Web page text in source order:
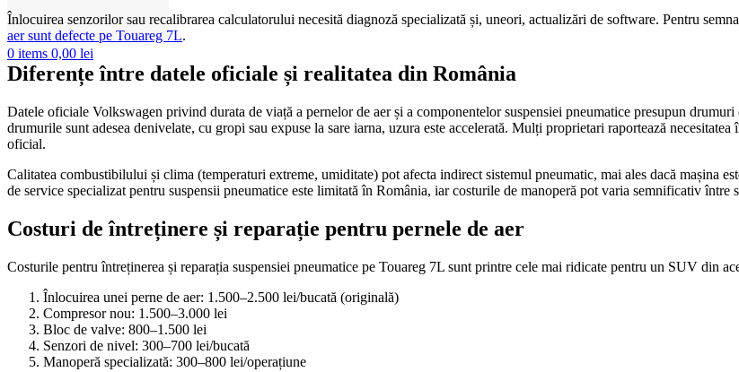
0 items 0,00 lei
Înlocuirea senzorilor sau recalibrarea calculatorului necesită diagnoză specializată și, uneori, actualizări de software. Pentru
aer sunt defecte pe Touareg 7L.
Diferențe între datele oficiale și realitatea din România
Datele oficiale Volkswagen privind durata de viață a pernelor de aer și a componentelor suspensiei pneumatice presupun
drumurile sunt adesea denivelate, cu gropi sau expuse la sare iarna, uzura este accelerată. Mulți proprietari raportează
oficial.
Calitatea combustibilului și clima (temperaturi extreme, umiditate) pot afecta indirect sistemul pneumatic, mai ales dacă mașina
de service specializat pentru suspensii pneumatice este limitată în România, iar costurile de manoperă pot varia semnificativ între
Costuri de întreținere și reparație pentru pernele de aer
Costurile pentru întreținerea și reparația suspensiei pneumatice pe Touareg 7L sunt printre cele mai ridicate pentru un SUV din
Înlocuirea unei perne de aer: 1.500–2.500 lei/bucată (originală)
Compresor nou: 1.500–3.000 lei
Bloc de valve: 800–1.500 lei
Senzori de nivel: 300–700 lei/bucată
Manoperă specializată: 300–800 lei/operațiune